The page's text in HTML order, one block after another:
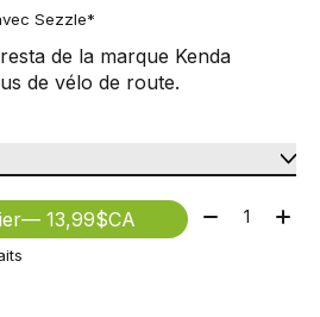
Sezzle*
de la marque Kenda
de vélo de route.
— 13,99$CA Quantité: